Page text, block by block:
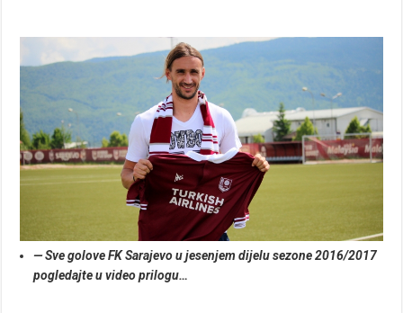
— Sve golove FK Sarajevo u jesenjem dijelu sezone 2016/2017
pogledajte u video prilogu…